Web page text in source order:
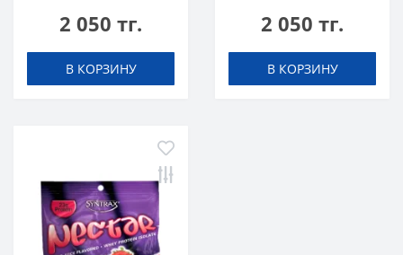
2 050 тг.
В КОРЗИНУ
2 050 тг.
В КОРЗИНУ